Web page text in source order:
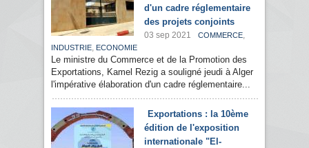
d'un cadre réglementaire
des projets conjoints
03 sep 2021 COMMERCE,
INDUSTRIE, ECONOMIE
Le ministre du Commerce et de la Promotion des
Exportations, Kamel Rezig a souligné jeudi à Alger
l'impérative élaboration d'un cadre réglementaire...
Exportations : la 10ème
édition de l'exposition
internationale "El-